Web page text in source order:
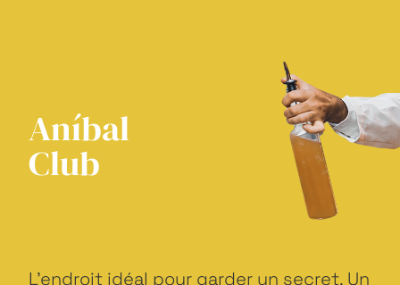
Aníbal
Club
L'endroit idéal pour garder un secret. Un